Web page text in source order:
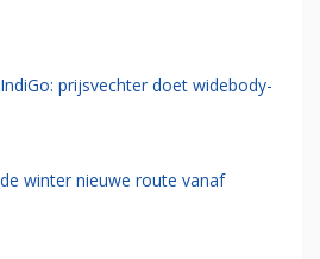
prijsvechter doet widebody-
winter nieuwe route vanaf